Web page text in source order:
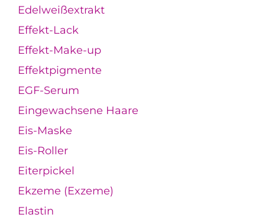
Edelweißextrakt
Effekt-Lack
Effekt-Make-up
Effektpigmente
EGF-Serum
Eingewachsene Haare
Eis-Maske
Eis-Roller
Eiterpickel
Ekzeme (Exzeme)
Elastin